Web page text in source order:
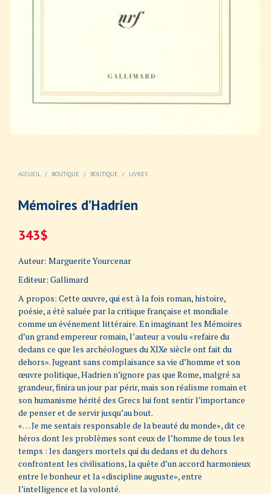
ACCUEIL / BOUTIQUE / BOUTIQUE / LIVRES
Mémoires d’Hadrien
343$
Auteur: Marguerite Yourcenar
Editeur: Gallimard
A propos: Cette œuvre, qui est à la fois roman, histoire,
poésie, a été saluée par la critique française et mondiale
comme un événement littéraire. En imaginant les Mémoires
d’un grand empereur romain, l’auteur a voulu «refaire du
dedans ce que les archéologues du XIXe siècle ont fait du
dehors». Jugeant sans complaisance sa vie d’homme et son
œuvre politique, Hadrien n’ignore pas que Rome, malgré sa
grandeur, finira un jour par périr, mais son réalisme romain et
son humanisme hérité des Grecs lui font sentir l’importance
de penser et de servir jusqu’au bout.
«… Je me sentais responsable de la beauté du monde», dit ce
héros dont les problèmes sont ceux de l’homme de tous les
temps : les dangers mortels qui du dedans et du dehors
confrontent les civilisations, la quête d’un accord harmonieux
entre le bonheur et la «discipline auguste», entre
l’intelligence et la volonté.